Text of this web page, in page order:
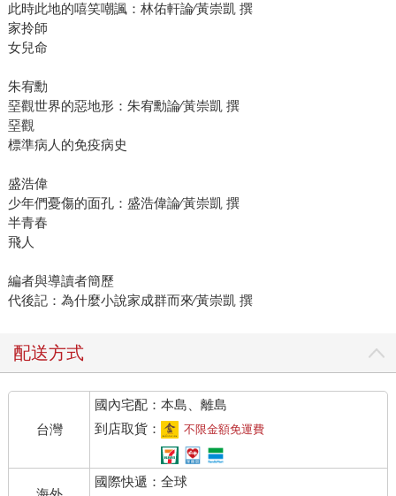
此時此地的嘻笑嘲諷：林佑軒論∕黃崇凱 撰
家拎師
女兒命
朱宥勳
堊觀世界的惡地形：朱宥勳論∕黃崇凱 撰
堊觀
標準病人的免疫病史
盛浩偉
少年們憂傷的面孔：盛浩偉論∕黃崇凱 撰
半青春
飛人
編者與導讀者簡歷
代後記：為什麼小說家成群而來∕黃崇凱 撰
配送方式
台灣
國內宅配：本島、離島
到店取貨：
不限金額免運費
國際快遞：全球